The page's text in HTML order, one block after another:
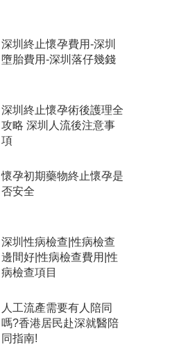
深圳終止懷孕費用-深圳
墮胎費用-深圳落仔幾錢
深圳終止懷孕術後護理全
攻略 深圳人流後注意事
項
懷孕初期藥物終止懷孕是
否安全
深圳性病檢查|性病檢查
邊間好|性病檢查費用|性
病檢查項目
人工流產需要有人陪同
嗎?香港居民赴深就醫陪
同指南!